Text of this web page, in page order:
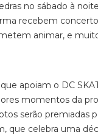
no sábado à
recebem
animar, e
apoiam o DC
momentos da
serão premiadas
que celebra uma